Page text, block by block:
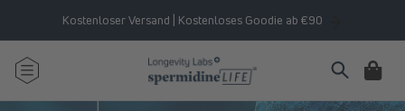
Inhalt
Kostenloser Versand | Kostenloses Goodie ab €90
Warenkorb